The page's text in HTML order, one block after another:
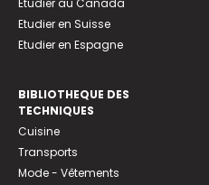
Etudier au Canada
Etudier en Suisse
Etudier en Espagne
BIBLIOTHEQUE DES
TECHNIQUES
Cuisine
Transports
Mode - Vêtements